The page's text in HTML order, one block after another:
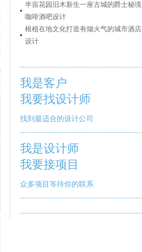
半亩花园旧木新生一座古城的爵士秘境
咖啡酒吧设计
根植在地文化打造有烟火气的城市酒店
设计
我是客户
我要找设计师
找到最适合的设计公司
我是设计师
我要接项目
众多项目等待你的联系